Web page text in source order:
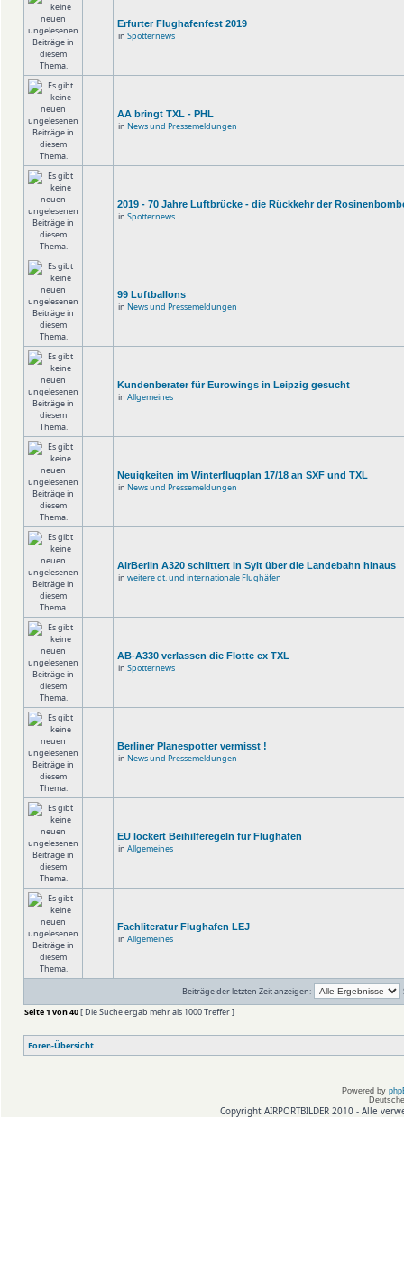
Erfurter Flughafenfest 2019
in Spotternews
AA bringt TXL - PHL
in News und Pressemeldungen
2019 - 70 Jahre Luftbrücke - die Rückkehr der
in Spotternews
99 Luftballons
in News und Pressemeldungen
Kundenberater für Eurowings in Leipzig gesucht
in Allgemeines
Neuigkeiten im Winterflugplan 17/18 an SXF und TXL
in News und Pressemeldungen
AirBerlin A320 schlittert in Sylt über die Landebahn hinaus
in weitere dt. und internationale Flughäfen
AB-A330 verlassen die Flotte ex TXL
in Spotternews
Berliner Planespotter vermisst !
in News und Pressemeldungen
EU lockert Beihilferegeln für Flughäfen
in Allgemeines
Fachliteratur Flughafen LEJ
in Allgemeines
Beiträge der letzten Zeit anzeigen:
Seite1 von40[ Die Suche ergab mehr als 1000 Treffer ]
Foren-Übersicht
Powered by
Copyright AIRPORTBILDER 2010 - Alle